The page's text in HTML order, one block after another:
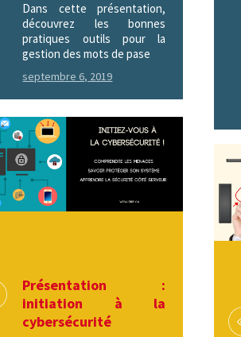
Dans cette présentation,
découvrez les bonnes
pratiques outils pour la
gestion des mots de pase
septembre 6, 2019
Présentation :
initiation à la
cybersécurité